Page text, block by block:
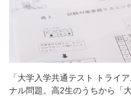
「大学入学共通テスト トライ
ナル問題。高2生のうちから「